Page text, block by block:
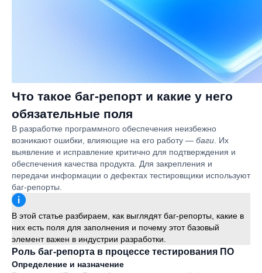
Что такое баг-репорт и какие у него
обязательные поля
В разработке программного обеспечения неизбежно
возникают ошибки, влияющие на его работу — баги . Их
выявление и исправление критично для подтверждения и
обеспечения качества продукта. Для закрепления и
передачи информации о дефектах тестировщики используют
баг-репорты.
В этой статье разбираем, как выглядят баг-репорты, какие в
них есть поля для заполнения и почему этот базовый
элемент важен в индустрии разработки.
Роль баг-репорта в процессе тестирования ПО
Определение и назначение